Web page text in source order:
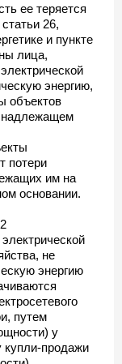
ее теряется
26,
и пункте
лица,
энергию,
объектов
надлежащем
потери
им на
основании.
не
энергию
путем
у
купли-продажи